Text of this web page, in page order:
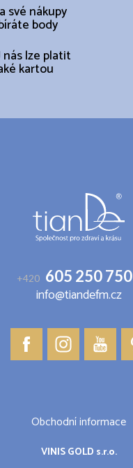
své nákupy
body
nás lze platit
kartou
+420 605 250 750
info@tiandefm.cz
Obchodní informace
VINIS GOLD s.r.o.